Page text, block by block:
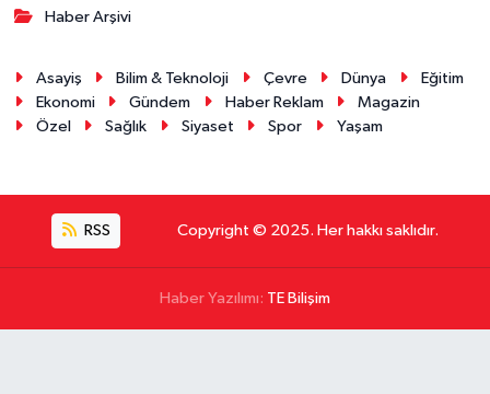
Haber Arşivi
Asayiş Bilim & Teknoloji Çevre Dünya
Eğitim
Ekonomi
Gündem Haber Reklam
Magazin
Özel
Sağlık Siyaset Spor Yaşam
RSS Copyright © 2025. Her hakkı saklıdır.
Haber Yazılımı: TE Bilişim